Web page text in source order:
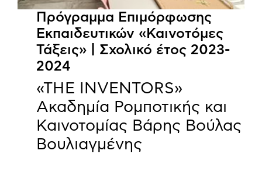
Πρόγραμμα Επιμόρφωσης
Εκπαιδευτικών «Καινοτόμες
Τάξεις» | Σχολικό έτος 2023-
2024
«THE INVENTORS»
Ακαδημία Ρομποτικής και
Καινοτομίας Βάρης Βούλας
Βουλιαγμένης